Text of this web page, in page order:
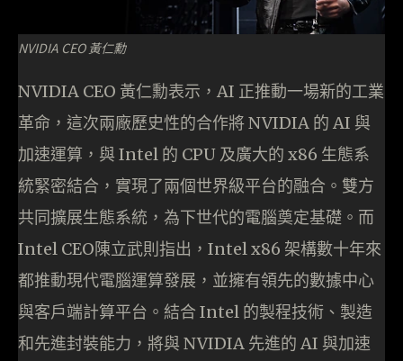
NVIDIA CEO 黃仁勳
NVIDIA CEO 黃仁勳表示，AI 正推動一場新的工業
革命，這次兩廠歷史性的合作將 NVIDIA 的 AI 與
加速運算，與 Intel 的 CPU 及廣大的 x86 生態系
統緊密結合，實現了兩個世界級平台的融合。雙方
共同擴展生態系統，為下世代的電腦奠定基礎。而
Intel CEO陳立武則指出，Intel x86 架構數十年來
都推動現代電腦運算發展，並擁有領先的數據中心
與客戶端計算平台。結合 Intel 的製程技術、製造
和先進封裝能力，將與 NVIDIA 先進的 AI 與加速